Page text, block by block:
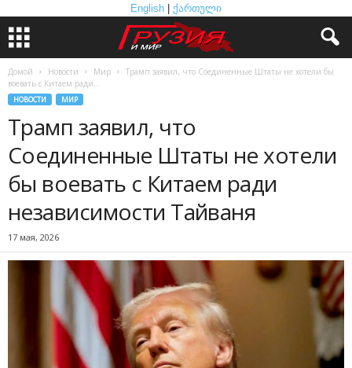
English ქართული
Домой Новости Мир
Трамп заявил, что Соединенные Штаты не хотели бы
воевать с Китаем ради...
НОВОСТИ МИР
Трамп заявил, что
Соединенные Штаты не хотели
бы воевать с Китаем ради
независимости Тайваня
17 мая, 2026